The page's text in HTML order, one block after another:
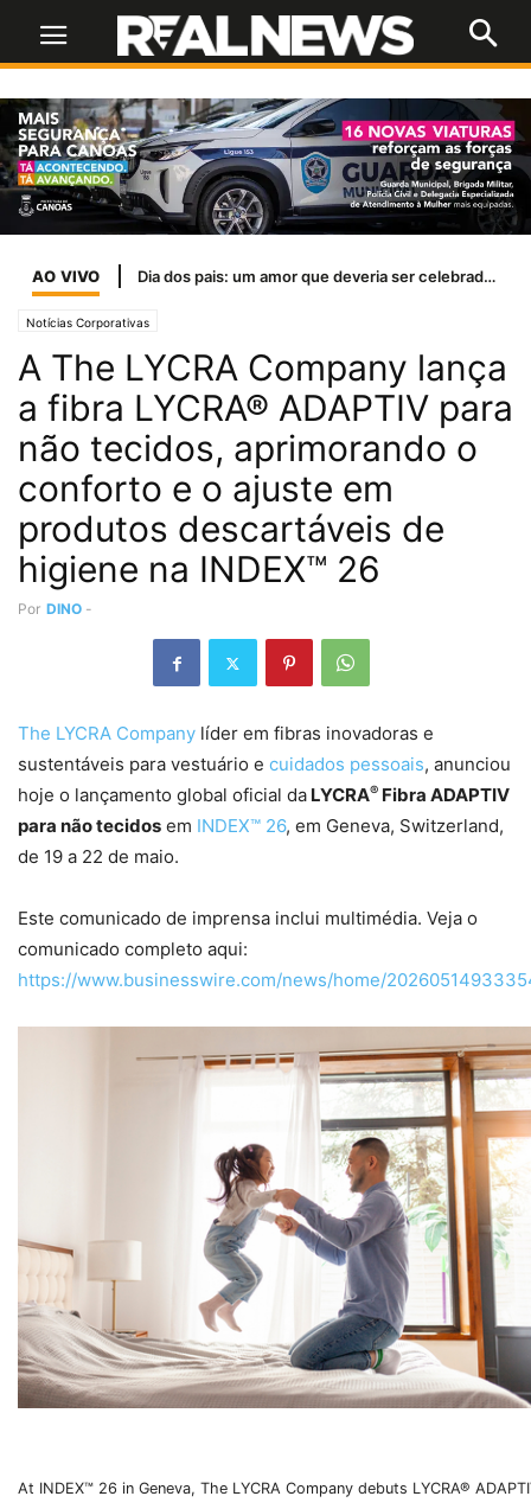
AO VIVO Inter encara o líder Palmeiras em busca de reação para sair do Z-4
Notícias Corporativas
A The LYCRA Company lança
a fibra LYCRA® ADAPTIV para
não tecidos, aprimorando o
conforto e o ajuste em
produtos descartáveis ​​de
higiene na INDEX™ 26
Por DINO -
The LYCRA Company líder em fibras inovadoras e
sustentáveis ​​para vestuário e cuidados pessoais, anunciou
hoje o lançamento global oficial da LYCRA® Fibra ADAPTIV
para não tecidos em INDEX™ 26, em Geneva, Switzerland,
de 19 a 22 de maio.
Este comunicado de imprensa inclui multimédia. Veja o
comunicado completo aqui:
https://www.businesswire.com/news/home/
At INDEX™ 26 in Geneva, The LYCRA Company debuts LYCRA®